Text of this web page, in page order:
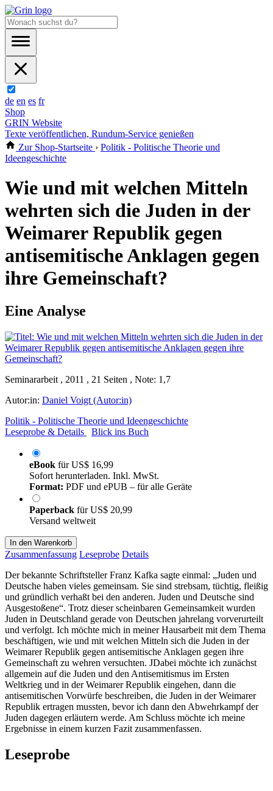
de en es fr
Shop
GRIN Website
Texte veröffentlichen, Rundum-Service genießen
Zur Shop-Startseite › Politik - Politische Theorie und
Ideengeschichte
Wie und mit welchen Mitteln
wehrten sich die Juden in der
Weimarer Republik gegen
antisemitische Anklagen gegen
ihre Gemeinschaft?
Eine Analyse
Seminararbeit , 2011 , 21 Seiten , Note: 1,7
Autor:in: Daniel Voigt (Autor:in)
Politik - Politische Theorie und Ideengeschichte
Leseprobe & Details
Blick ins Buch
eBook fürUS$ 16,99
Sofort herunterladen. Inkl. MwSt.
Format: PDF und ePUB – für alle Geräte
Paperback fürUS$ 20,99
Versand weltweit
In den Warenkorb
Zusammenfassung Leseprobe Details
Der bekannte Schriftsteller Franz Kafka sagte einmal: „Juden und
Deutsche haben vieles gemeinsam. Sie sind strebsam, tüchtig, fleißig
und gründlich verhaßt bei den anderen. Juden und Deutsche sind
Ausgestoßene“. Trotz dieser scheinbaren Gemeinsamkeit wurden
Juden in Deutschland gerade von Deutschen jahrelang vorverurteilt
und verfolgt. Ich möchte mich in meiner Hausarbeit mit dem Thema
beschäftigen, wie und mit welchen Mitteln sich die Juden in der
Weimarer Republik gegen antisemitische Anklagen gegen ihre
Gemeinschaft zu wehren versuchten. JDabei möchte ich zunächst
allgemein auf die Juden und den Antisemitismus im Ersten
Weltkrieg und in der Weimarer Republik eingehen, dann die
antisemitischen Vorwürfe beschreiben, die Juden in der Weimarer
Republik ertragen mussten, bevor ich dann den Abwehrkampf der
Juden dagegen erläutern werde. Am Schluss möchte ich meine
Ergebnisse in einem kurzen Fazit zusammenfassen.
Leseprobe